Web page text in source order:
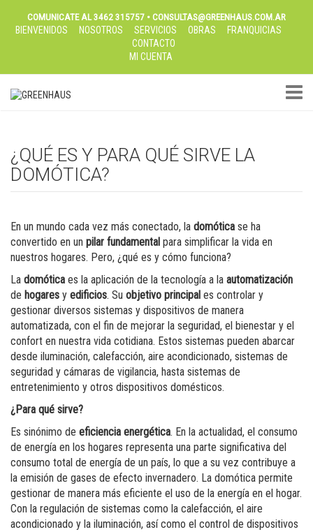
COMUNICATE AL 3462 315757 • CONSULTAS@GREENHAUS.COM.AR
BIENVENIDOS NOSOTROS SERVICIOS OBRAS
FRANQUICIAS
CONTACTO
MI CUENTA
¿QUÉ ES Y PARA QUÉ SIRVE LA
DOMÓTICA?
En un mundo cada vez más conectado, la domótica se ha
convertido en un pilar fundamental para simplificar la vida en
nuestros hogares. Pero, ¿qué es y cómo funciona?
La domótica es la aplicación de la tecnología a la automatización
de hogares y edificios. Su objetivo principal es controlar y
gestionar diversos sistemas y dispositivos de manera
automatizada, con el fin de mejorar la seguridad, el bienestar y el
confort en nuestra vida cotidiana. Estos sistemas pueden abarcar
desde iluminación, calefacción, aire acondicionado, sistemas de
seguridad y cámaras de vigilancia, hasta sistemas de
entretenimiento y otros dispositivos domésticos.
¿Para qué sirve?
Es sinónimo de eficiencia energética. En la actualidad, el consumo
de energía en los hogares representa una parte significativa del
consumo total de energía de un país, lo que a su vez contribuye a
la emisión de gases de efecto invernadero. La domótica permite
gestionar de manera más eficiente el uso de la energía en el hogar.
Con la regulación de sistemas como la calefacción, el aire
acondicionado y la iluminación, así como el control de dispositivos